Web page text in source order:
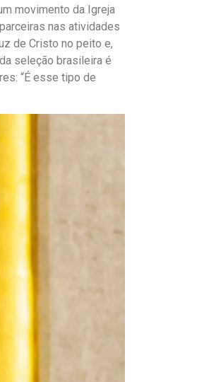
movimento da Igreja
nas atividades
de Cristo no peito e,
seleção brasileira é
“É esse tipo de